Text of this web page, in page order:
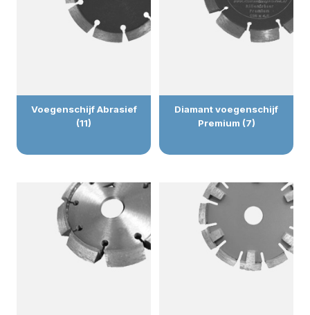
Voegenschijf Abrasief
(11)
Diamant voegenschijf
Premium (7)